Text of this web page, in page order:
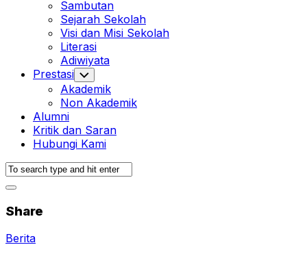
Menu
Sambutan
Sejarah Sekolah
Visi dan Misi Sekolah
Literasi
Adiwiyata
Prestasi Toggle
Child
Menu
Akademik
Non Akademik
Alumni
Kritik dan Saran
Hubungi Kami
Share
Berita